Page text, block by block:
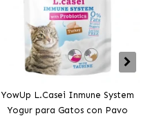
YowUp L.Casei Inmune System
Yogur para Gatos con Pavo